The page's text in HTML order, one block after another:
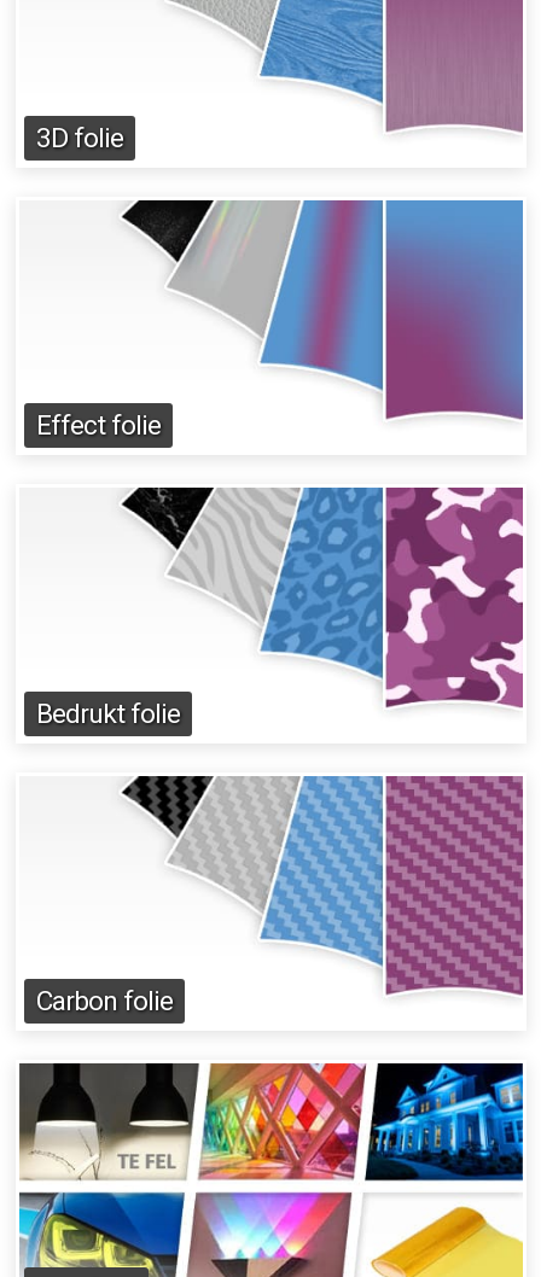
3D folie
Effect folie
Bedrukt folie
Carbon folie